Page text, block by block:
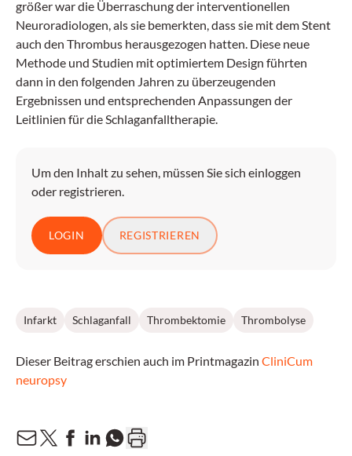
größer war die Überraschung der interventionellen
Neuroradiologen, als sie bemerkten, dass sie mit dem Stent
auch den Thrombus herausgezogen hatten. Diese neue
Methode und Studien mit optimiertem Design führten
dann in den folgenden Jahren zu überzeugenden
Ergebnissen und entsprechenden Anpassungen der
Leitlinien für die Schlaganfalltherapie.
Um den Inhalt zu sehen, müssen Sie sich einloggen
oder registrieren.
LOGIN REGISTRIEREN
Infarkt Schlaganfall Thrombektomie Thrombolyse
Dieser Beitrag erschien auch im Printmagazin CliniCum
neuropsy